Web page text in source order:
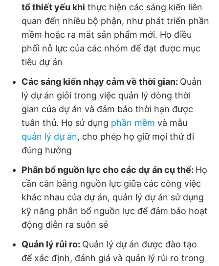
tố thiết yếu khi thực hiện các sáng kiến liên
quan đến nhiều bộ phận, như phát triển phần
mềm hoặc ra mắt sản phẩm mới. Họ điều
phối nỗ lực của các nhóm để đạt được mục
tiêu dự án
Các sáng kiến nhạy cảm về thời gian: Quản
lý dự án giỏi trong việc quản lý dòng thời
gian của dự án và đảm bảo thời hạn được
tuân thủ. Họ sử dụng phần mềm và mẫu
quản lý dự án, cho phép họ giữ mọi thứ đi
đúng hướng
Phân bổ nguồn lực cho các dự án cụ thể: Họ
cần cân bằng nguồn lực giữa các công việc
khác nhau của dự án, quản lý dự án sử dụng
kỹ năng phân bổ nguồn lực để đảm bảo hoạt
động diễn ra suôn sẻ
Quản lý rủi ro: Quản lý dự án được đào tạo
để xác định, đánh giá và quản lý rủi ro trong